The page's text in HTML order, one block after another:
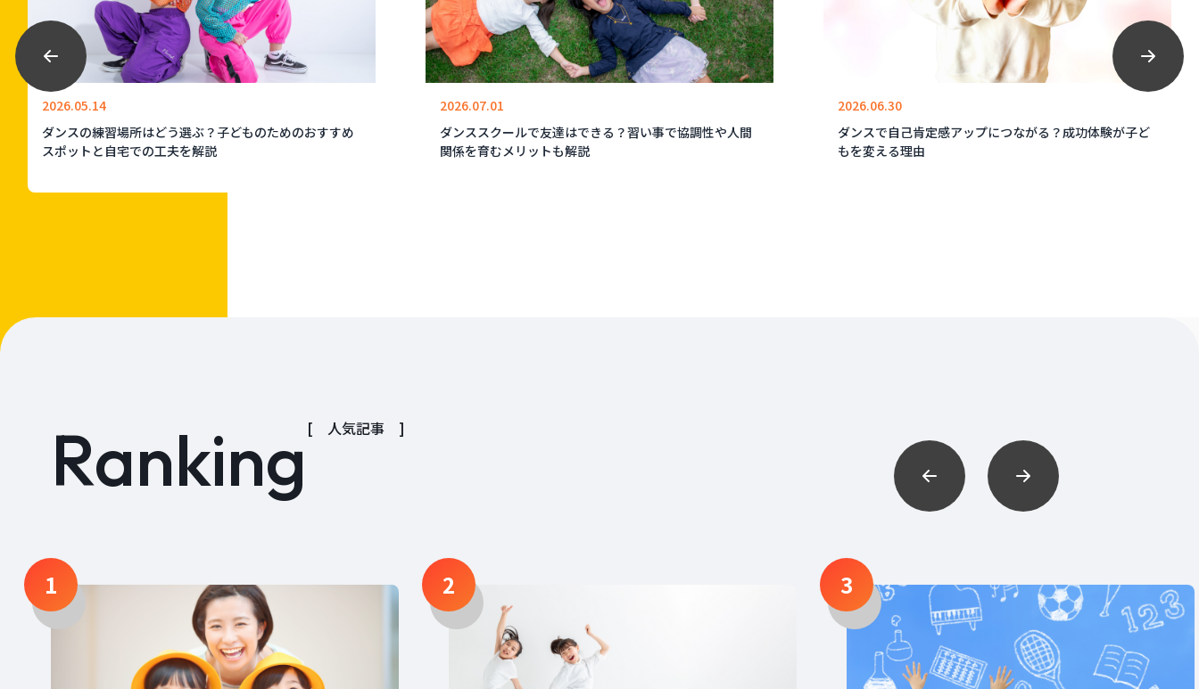
2026.05.14
ダンスの練習場所はどう選ぶ？子どものためのおすすめ
スポットと自宅での工夫を解説
2026.07.01
ダンススクールで友達はできる？習い事で協調性や人間
関係を育むメリットも解説
2026.06.30
ダンスで自己肯定感アップにつながる？成功体験が子ど
もを変える理由
Ranking [ 人気記事 ]
1 2 3